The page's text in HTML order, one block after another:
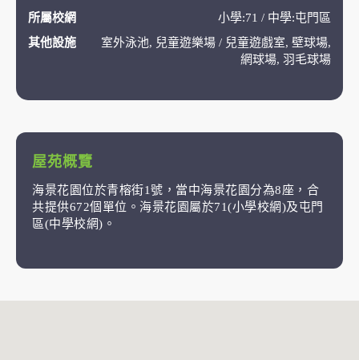
所屬校網
小學:71 / 中學:屯門區
其他設施
室外泳池, 兒童遊樂場 / 兒童遊戲室, 壁球場,
網球場, 羽毛球場
屋苑概覽
海景花園位於青榕街1號，當中海景花園分為8座，合
共提供672個單位。海景花園屬於71(小學校網)及屯門
區(中學校網)。